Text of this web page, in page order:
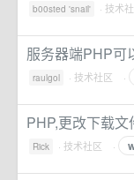
b00sted 'snail' · 技术
服务器端PHP可
raulgol · 技术社区 ·
PHP,更改下载文
Rick · 技术社区 ·